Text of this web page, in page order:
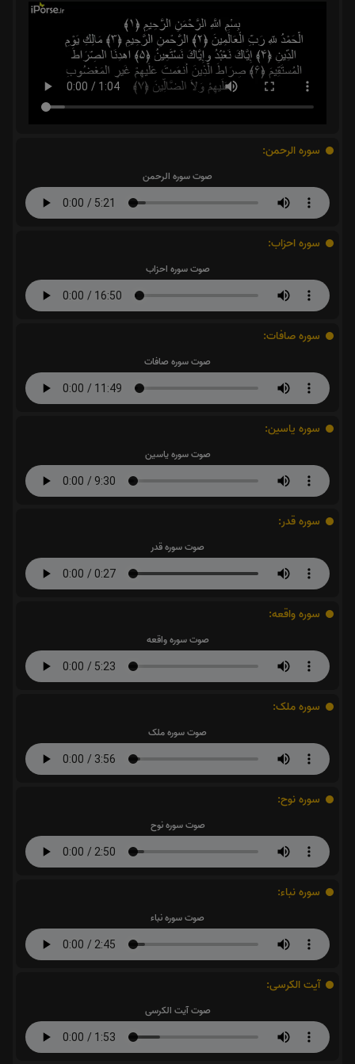
سوره الرحمن:
صوت سوره الرحمن
سوره احزاب:
صوت سوره احزاب
سوره صافات:
صوت سوره صافات
سوره یاسین:
صوت سوره یاسین
سوره قدر:
صوت سوره قدر
سوره واقعه:
صوت سوره واقعه
سوره ملک:
صوت سوره ملک
سوره نوح:
صوت سوره نوح
سوره نباء:
صوت سوره نباء
آیت الکرسی:
صوت آیت الکرسی